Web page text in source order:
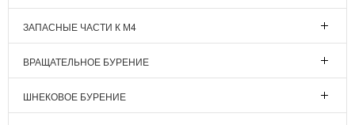
ЗАПАСНЫЕ ЧАСТИ К М4
ВРАЩАТЕЛЬНОЕ БУРЕНИЕ
ШНЕКОВОЕ БУРЕНИЕ